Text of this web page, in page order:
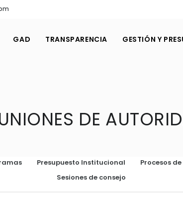
GAD TRANSPARENCIA GESTIÓN Y
DE
Presupuesto Institucional Procesos
Sesiones de consejo